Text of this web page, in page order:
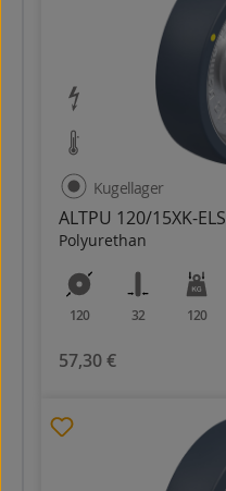
ALTPU 120/15XK-ELS
Polyurethan
Kugellager
120 32 120
57,30 €